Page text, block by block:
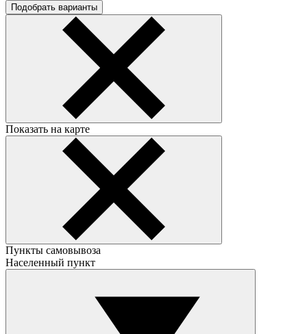
Подобрать варианты
Показать на карте
Пункты самовывоза
Населенный пункт